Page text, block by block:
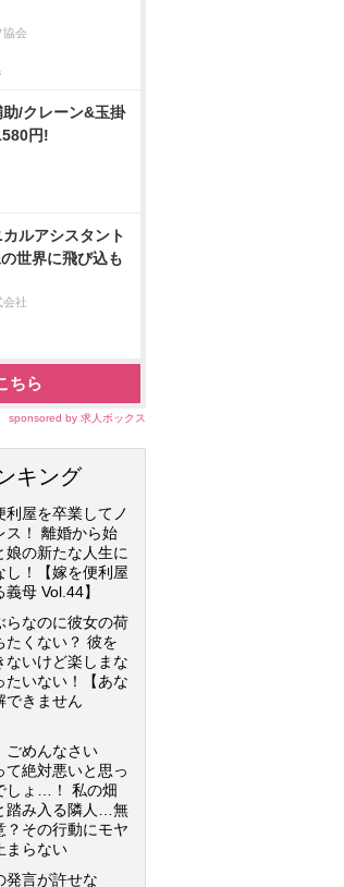
協会
/クレーン&玉掛
円!
ルアシスタント
世界に飛び込も
会社
ちら
sponsored by 求人ボックス
キング
利屋を卒業してノ
ス！ 離婚から始
娘の新たな人生に
し！【嫁を便利屋
母 Vol.44】
らなのに彼女の荷
たくない？ 彼を
ないけど楽しまな
たいない！【あな
できません
ごめんなさい
て絶対悪いと思っ
しょ…！ 私の畑
踏み入る隣人…無
？その行動にモヤ
まらない
発言が許せな